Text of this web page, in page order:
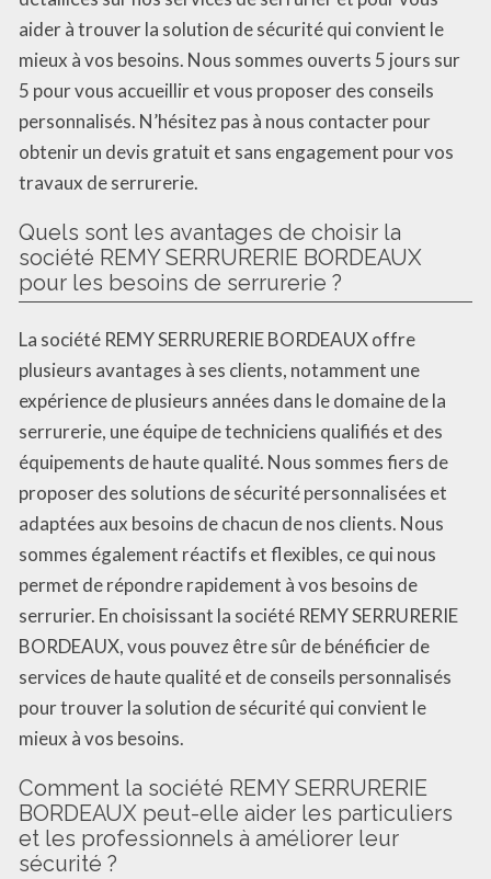
aider à trouver la solution de sécurité qui convient le
mieux à vos besoins. Nous sommes ouverts 5 jours sur
5 pour vous accueillir et vous proposer des conseils
personnalisés. N’hésitez pas à nous contacter pour
obtenir un devis gratuit et sans engagement pour vos
travaux de serrurerie.
Quels sont les avantages de choisir la
société REMY SERRURERIE BORDEAUX
pour les besoins de serrurerie ?
La société REMY SERRURERIE BORDEAUX offre
plusieurs avantages à ses clients, notamment une
expérience de plusieurs années dans le domaine de la
serrurerie, une équipe de techniciens qualifiés et des
équipements de haute qualité. Nous sommes fiers de
proposer des solutions de sécurité personnalisées et
adaptées aux besoins de chacun de nos clients. Nous
sommes également réactifs et flexibles, ce qui nous
permet de répondre rapidement à vos besoins de
serrurier. En choisissant la société REMY SERRURERIE
BORDEAUX, vous pouvez être sûr de bénéficier de
services de haute qualité et de conseils personnalisés
pour trouver la solution de sécurité qui convient le
mieux à vos besoins.
Comment la société REMY SERRURERIE
BORDEAUX peut-elle aider les particuliers
et les professionnels à améliorer leur
sécurité ?